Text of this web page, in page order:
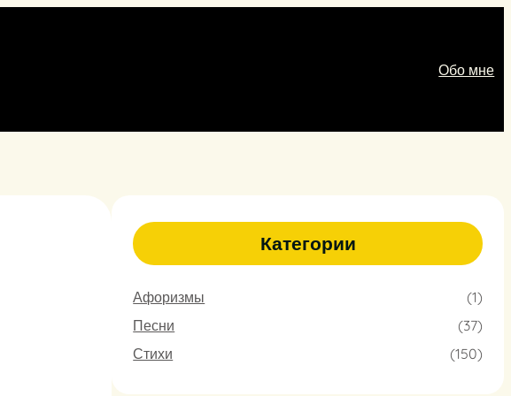
Обо мне
Категории
Афоризмы
(1)
Песни
(37)
Стихи
(150)